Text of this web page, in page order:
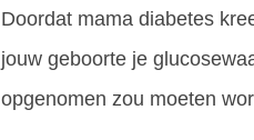
Doordat mama diabetes
jouw geboorte je
opgenomen zou moeten